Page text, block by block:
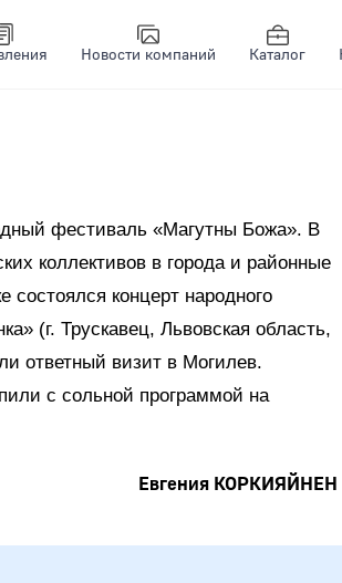
Новости компаний Каталог
фестиваль «Магутны Божа». В
коллективов в города и районные
концерт народного
(г. Трускавец, Львовская область,
ответный визит в Могилев.
с сольной программой на
Евгения КОРКИЯЙНЕН